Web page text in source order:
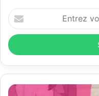
E
n
r
z
o